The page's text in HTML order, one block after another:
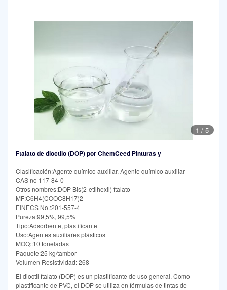
1 / 5
Ftalato de dioctilo (DOP) por ChemCeed Pinturas y
Clasificación:Agente químico auxiliar, Agente químico auxiliar
CAS no 117-84-0
Otros nombres:DOP Bis(2-etilhexil) ftalato
MF:C6H4(COOC8H17)2
EINECS No.:201-557-4
Pureza:99,5%, 99,5%
Tipo:Adsorbente, plastificante
Uso:Agentes auxiliares plásticos
MOQ::10 toneladas
Paquete:25 kg/tambor
Volumen Resistividad: 268
El dioctil ftalato (DOP) es un plastificante de uso general. Como
plastificante de PVC, el DOP se utiliza en fórmulas de tintas de